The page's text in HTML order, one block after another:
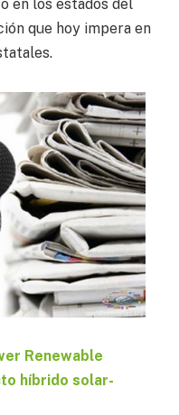
en los estados del
que hoy impera en
Renewable
híbrido solar-